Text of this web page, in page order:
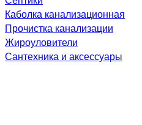
Каболка канализационная
Прочистка канализации
Жироуловители
Сантехника и аксессуары